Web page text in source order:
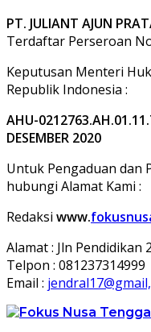
PT. JULIANT AJUN
Terdaftar Perseroan
Keputusan Menteri
Republik Indonesia :
AHU-
DESEMBER 2020
Untuk Pengaduan dan
hubungi Alamat Kami :
Redaksi www.
Alamat : Jln
Telpon : 081237314999
Email :